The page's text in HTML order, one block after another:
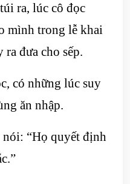
ra, lúc cô đọc
mình trong lễ khai
ra đưa cho sếp.
có những lúc suy
ăn nhập.
“Họ quyết định